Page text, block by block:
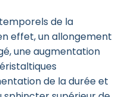
de la
effet, un allongement
une augmentation
de la durée et